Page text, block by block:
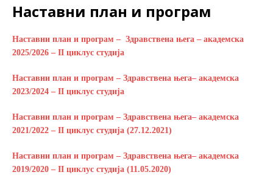
Наставни план и програм
Наставни план и програм – Здравствена њега – академска
2025/2026 – II циклус студија
Наставни план и програм – Здравствена њега– академска
2023/2024 – II циклус студија
Наставни план и програм – Здравствена њега– академска
2021/2022 – II циклус студија (27.12.2021)
Наставни план и програм – Здравствена њега– академска
2019/2020 – II циклус студија (11.05.2020)